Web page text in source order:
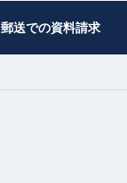
郵送での資料請求